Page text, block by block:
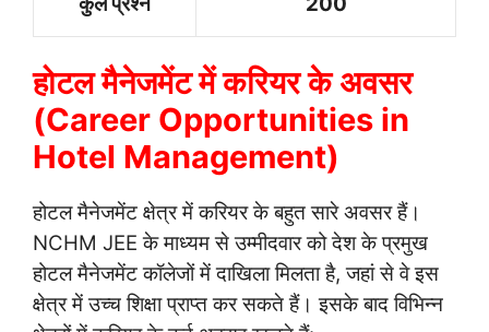
होटल मैनेजमेंट में करियर के अवसर
(Career Opportunities in
Hotel Management)
होटल मैनेजमेंट क्षेत्र में करियर के बहुत सारे अवसर हैं।
NCHM JEE के माध्यम से उम्मीदवार को देश के प्रमुख
होटल मैनेजमेंट कॉलेजों में दाखिला मिलता है, जहां से वे इस
क्षेत्र में उच्च शिक्षा प्राप्त कर सकते हैं। इसके बाद विभिन्न